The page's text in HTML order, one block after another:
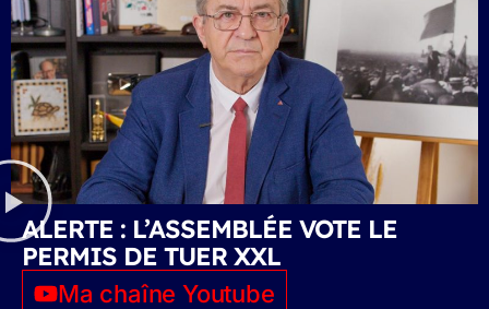
ALERTE : L’ASSEMBLÉE VOTE LE
PERMIS DE TUER XXL
Ma chaîne Youtube